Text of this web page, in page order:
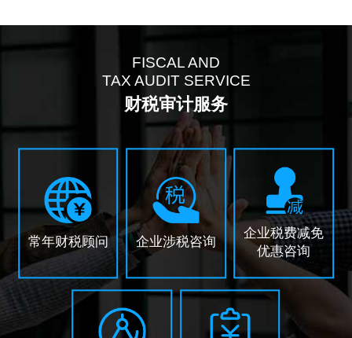
FISCAL AND
TAX AUDIT SERVICE
财税审计服务
常年财税顾问 企业涉税咨询
企业税费减免
优惠咨询